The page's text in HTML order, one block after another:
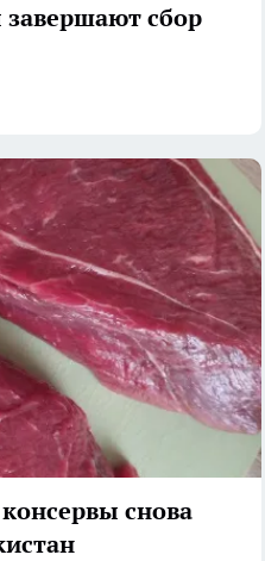
сбор
снова